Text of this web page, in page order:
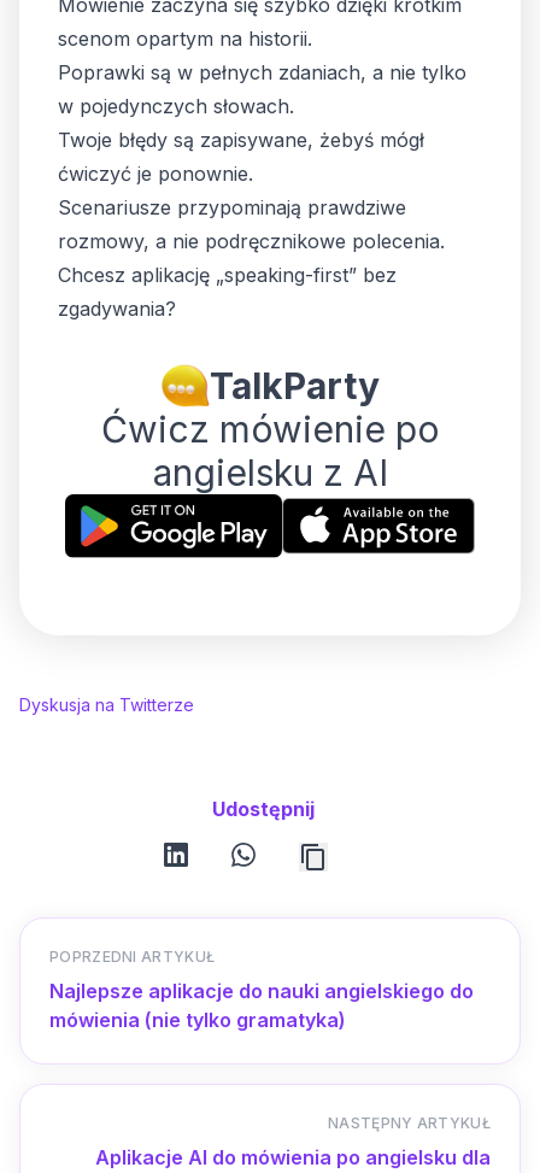
Mówienie zaczyna się szybko dzięki krótkim
scenom opartym na historii.
Poprawki są w pełnych zdaniach, a nie tylko
w pojedynczych słowach.
Twoje błędy są zapisywane, żebyś mógł
ćwiczyć je ponownie.
Scenariusze przypominają prawdziwe
rozmowy, a nie podręcznikowe polecenia.
Chcesz aplikację „speaking-first” bez
zgadywania?
TalkParty
Ćwicz mówienie po
angielsku z AI
Dyskusja na Twitterze
Udostępnij
linkedin whatsapp
POPRZEDNI ARTYKUŁ
Najlepsze aplikacje do nauki angielskiego do
mówienia (nie tylko gramatyka)
NASTĘPNY ARTYKUŁ
Aplikacje AI do mówienia po angielsku dla